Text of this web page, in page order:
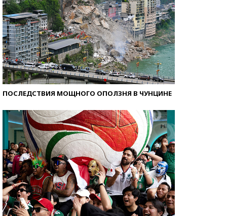
ПОСЛЕДСТВИЯ МОЩНОГО ОПОЛЗНЯ В ЧУНЦИНЕ